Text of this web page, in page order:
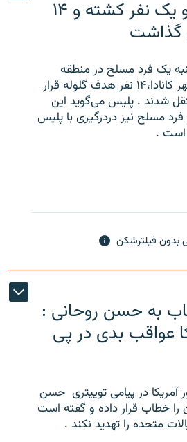
تیراندازی در تورنتو یک نفر کشته و ۱۴
گذاشت
یک فرد مسلح در منطقه
مرکزی تورنتو ،‌بزرگترین شهر کانادا،۱۴ نفر هدف گلوله قرار
شدند . پلیس می‌گوید این
مسلح نیز دردرگیری با پلیس
است .
بدون فیلترشکن
به حسن روحانی :
عواقب بدی در پی
آمریکا در پیامی توییتری ‌ حسن
را خطاب قرار داده و گفته است
متحده را تهدید نکند .